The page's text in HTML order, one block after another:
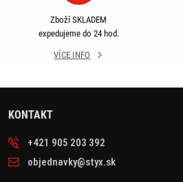
Zboží SKLADEM
expedujeme do 24 hod.
VÍCE INFO
KONTAKT
+421 905 203 392
objednavky@styx.sk